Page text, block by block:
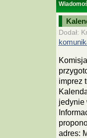
Dodał:
imprez
jedynie
adres: